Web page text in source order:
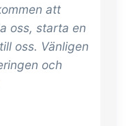
att
oss, starta en
oss. Vänligen
och